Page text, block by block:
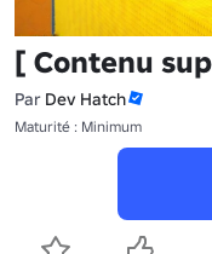
[ Contenu
Par Dev Hatch
Maturité : Minimum